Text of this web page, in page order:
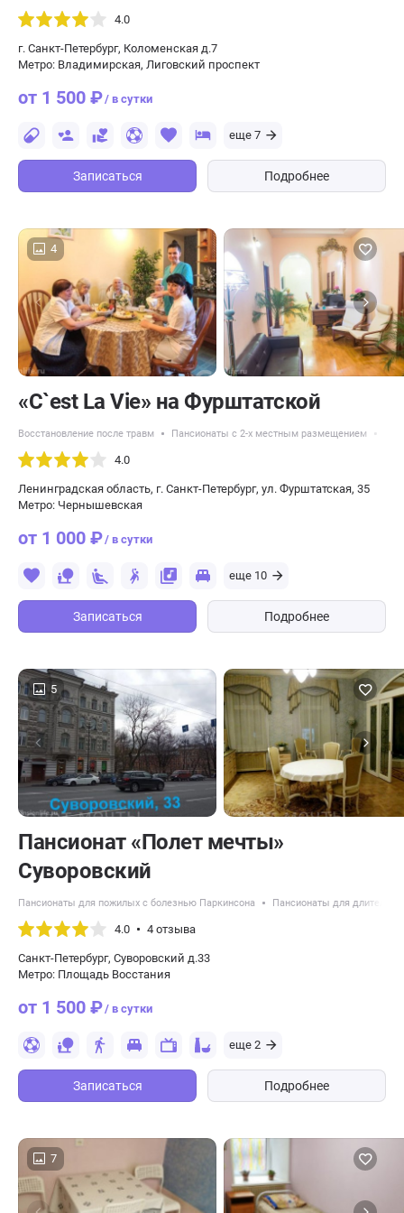
4.0
г. Санкт-Петербург, Коломенская д.7
Метро: Владимирская, Лиговский проспект
от 1 500 ₽/ в сутки
еще 7
Записаться Подробнее
4
«C`est La Vie» на Фурштатской
Восстановление после травм Пансионаты с 2-х местным размещением
4.0
Ленинградская область, г. Санкт-Петербург, ул. Фурштатская, 35
Метро: Чернышевская
от 1 000 ₽/ в сутки
еще 10
Записаться Подробнее
5
Пансионат «Полет мечты»
Суворовский
Пансионаты для пожилых с болезнью Паркинсона Пансионаты для
4.0 4 отзыва
Санкт-Петербург, Суворовский д.33
Метро: Площадь Восстания
от 1 500 ₽/ в сутки
еще 2
Записаться Подробнее
7